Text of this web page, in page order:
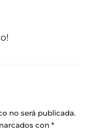
no será publicada.
con *